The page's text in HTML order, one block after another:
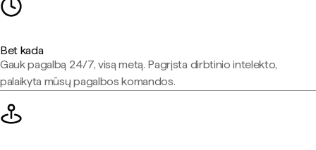
Bet kada
Gauk pagalbą 24/7, visą metą. Pagrįsta dirbtinio intelekto,
palaikyta mūsų pagalbos komandos.